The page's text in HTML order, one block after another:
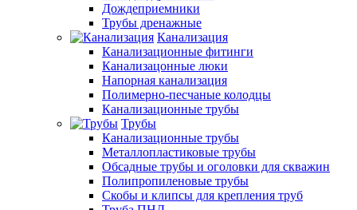
Дождеприемники
Трубы дренажные
Канализация
Канализационные фитинги
Канализацонные люки
Напорная канализация
Полимерно-песчаные колодцы
Канализационные трубы
Трубы
Канализационные трубы
Металлопластиковые трубы
Обсадные трубы и оголовки для скважин
Полипропиленовые трубы
Скобы и клипсы для крепления труб